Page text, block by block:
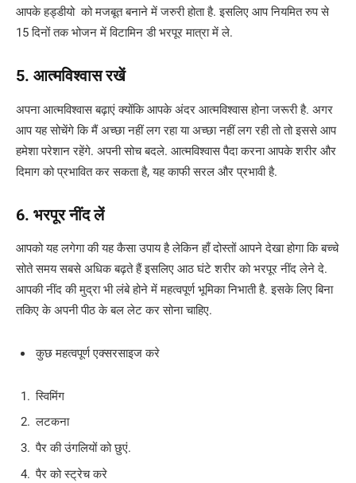
आपके हड्डीयो को मजबूत बनाने में जरुरी होता है. इसलिए आप नियमित रुप से
15 दिनों तक भोजन में विटामिन डी भरपूर मात्रा में ले.
5. आत्मविश्वास रखें
अपना आत्मविश्वास बढ़ाएं क्योंकि आपके अंदर आत्मविश्वास होना जरूरी है. अगर
आप यह सोचेंगे कि मैं अच्छा नहीं लग रहा या अच्छा नहीं लग रही तो तो इससे आप
हमेशा परेशान रहेंगे. अपनी सोच बदले. आत्मविश्वास पैदा करना आपके शरीर और
दिमाग को प्रभावित कर सकता है, यह काफी सरल और प्रभावी है.
6. भरपूर नींद लें
आपको यह लगेगा की यह कैसा उपाय है लेकिन हाँ दोस्तों आपने देखा होगा कि बच्चे
सोते समय सबसे अधिक बढ़ते हैं इसलिए आठ घंटे शरीर को भरपूर नींद लेने दे.
आपकी नींद की मुद्रा भी लंबे होने में महत्वपूर्ण भूमिका निभाती है. इसके लिए बिना
तकिए के अपनी पीठ के बल लेट कर सोना चाहिए.
कुछ महत्वपूर्ण एक्सरसाइज करे
स्विमिंग
लटकना
पैर की उंगलियों को छुएं.
पैर को स्ट्रेच करे